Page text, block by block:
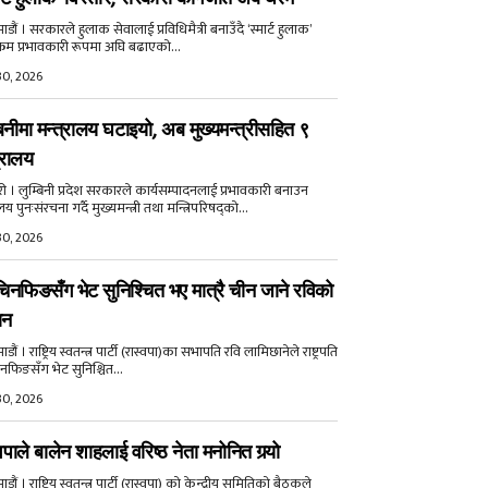
। सरकारले हुलाक सेवालाई प्रविधिमैत्री बनाउँदै ‘स्मार्ट हुलाक’
प्रभावकारी रूपमा अघि बढाएको...
2026
मन्त्रालय घटाइयो, अब मुख्यमन्त्रीसहित ९
। लुम्बिनी प्रदेश सरकारले कार्यसम्पादनलाई प्रभावकारी बनाउन
पुनःसंरचना गर्दै मुख्यमन्त्री तथा मन्त्रिपरिषद्को...
2026
भेट सुनिश्चित भए मात्रै चीन जाने रविको
। राष्ट्रिय स्वतन्त्र पार्टी (रास्वपा)का सभापति रवि लामिछानेले राष्ट्रपति
भेट सुनिश्चित...
2026
बालेन शाहलाई वरिष्ठ नेता मनोनित गर्‍यो